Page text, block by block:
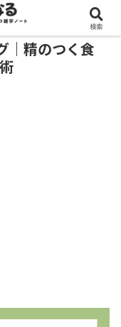
｜精のつく食
検索